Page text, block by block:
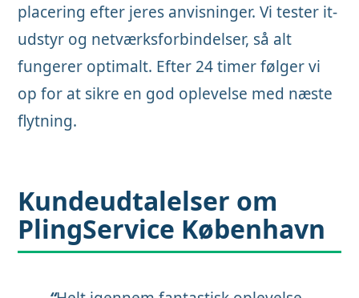
placering efter jeres anvisninger. Vi tester it-
udstyr og netværksforbindelser, så alt
fungerer optimalt. Efter 24 timer følger vi
op for at sikre en god oplevelse med næste
flytning.
Kundeudtalelser om
PlingService København